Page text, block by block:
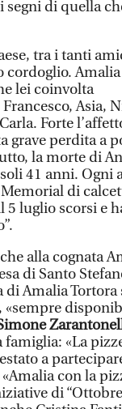
segni di quella
tra i tanti
cordoglio. Amalia
lei coinvolta
Asia,
Forte
grave perdita a
la morte di
41 anni. Ogni
di
5 luglio scorsi e
alla cognata
di Santo
di Amalia Tortora
«sempre
«La
a
con la
di “Ottobre